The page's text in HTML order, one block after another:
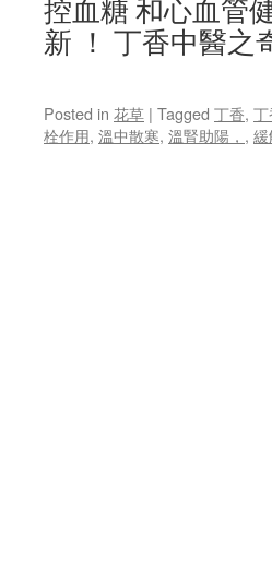
控血糖 和心血管
新 ！ 丁香中醫之
Posted in 花草 | Tagged 丁香,
栓作用, 溫中散寒, 溫腎助陽， ,